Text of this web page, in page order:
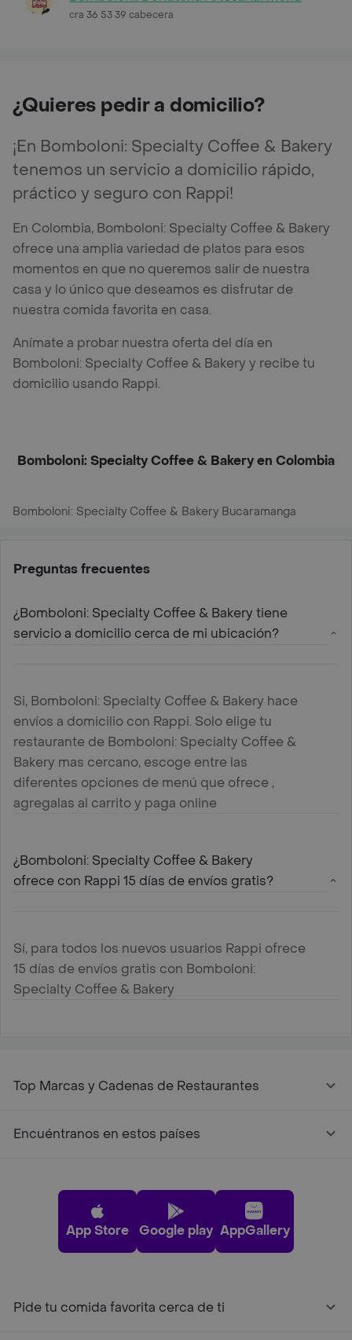
cra 36 53 39 cabecera
¿Quieres pedir a domicilio?
¡En Bomboloni: Specialty Coffee & Bakery
tenemos un servicio a domicilio rápido,
práctico y seguro con Rappi!
En Colombia, Bomboloni: Specialty Coffee & Bakery
ofrece una amplia variedad de platos para esos
momentos en que no queremos salir de nuestra
casa y lo único que deseamos es disfrutar de
nuestra comida favorita en casa.
Anímate a probar nuestra oferta del día en
Bomboloni: Specialty Coffee & Bakery y recibe tu
domicilio usando Rappi.
Bomboloni: Specialty Coffee & Bakery en Colombia
Bomboloni: Specialty Coffee & Bakery Bucaramanga
Preguntas frecuentes
¿Bomboloni: Specialty Coffee & Bakery tiene
servicio a domicilio cerca de mi ubicación?
Si, Bomboloni: Specialty Coffee & Bakery hace
envíos a domicilio con Rappi. Solo elige tu
restaurante de Bomboloni: Specialty Coffee &
Bakery mas cercano, escoge entre las
diferentes opciones de menú que ofrece ,
agregalas al carrito y paga online
¿Bomboloni: Specialty Coffee & Bakery
ofrece con Rappi 15 días de envíos gratis?
Sí, para todos los nuevos usuarios Rappi ofrece
15 días de envíos gratis con Bomboloni:
Specialty Coffee & Bakery
Top Marcas y Cadenas de Restaurantes
Encuéntranos en estos países
App Store Google play AppGallery
Pide tu comida favorita cerca de ti